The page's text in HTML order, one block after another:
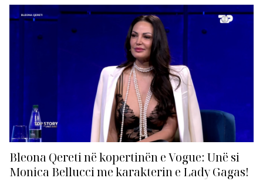
e Recording Academy, organizata që qëndron pas
çmimeve prestigjioze Grammy. Lajmin e ka bërë
publik vetë artistja përmes një postimi në rrjetet
sociale, duke e cilësuar këtë moment si...
Bleona Qereti në kopertinën e Vogue: Unë si
Monica Bellucci me karakterin e Lady Gagas!